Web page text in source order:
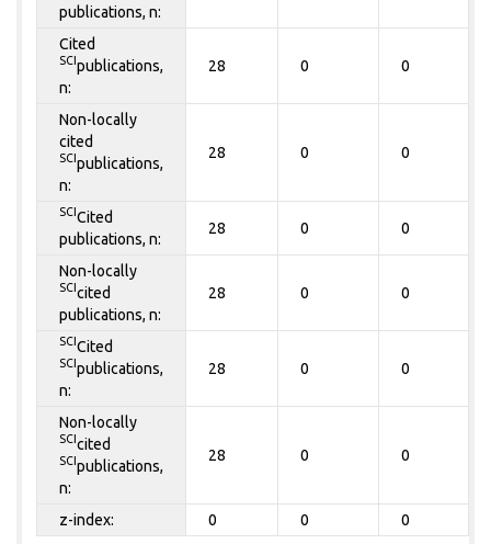
publications, n:
Cited
SCI publications,
n:
28 0 0
Non-locally
cited
SCI publications,
n:
28 0 0
SCI Cited
publications, n:
28 0 0
Non-locally
SCI cited
publications, n:
28 0 0
SCI Cited
SCI publications,
n:
28 0 0
Non-locally
SCI cited
SCI publications,
n:
28 0 0
z-index: 0 0 0